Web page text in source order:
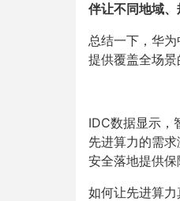
伴让不同地域、
总结一下，华
提供覆盖全场
IDC数据显示，
先进算力的需
安全落地提供保
如何让先进算